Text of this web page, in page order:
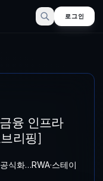
로그인
융 인프라
리핑]
식화…RWA·스테이